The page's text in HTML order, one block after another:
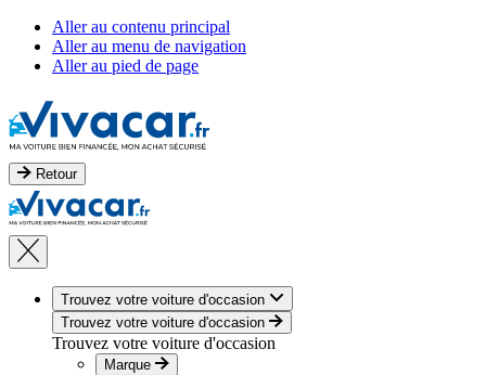
Aller au contenu principal
Aller au menu de navigation
Aller au pied de page
Retour
Trouvez votre voiture d'occasion
Trouvez votre voiture d'occasion
Trouvez votre voiture d'occasion
Marque